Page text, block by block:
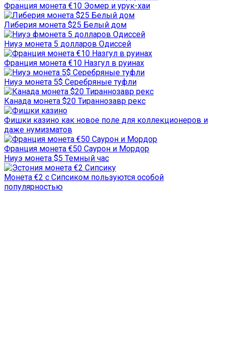
Франция монета €10 Эомер и урук-хаи
Либерия монета $25 Белый дом
Ниуэ монета 5 долларов Одиссей
Франция монета €10 Назгул в руинах
Ниуэ монета 5$ Серебряные туфли
Канада монета $20 Тираннозавр рекс
Фишки казино как новое поле для коллекционеров и
даже нумизматов
Франция монета €50 Саурон и Мордор
Ниуэ монета $5 Темный час
Монета €2 с Сипсиком пользуются особой
популярностью